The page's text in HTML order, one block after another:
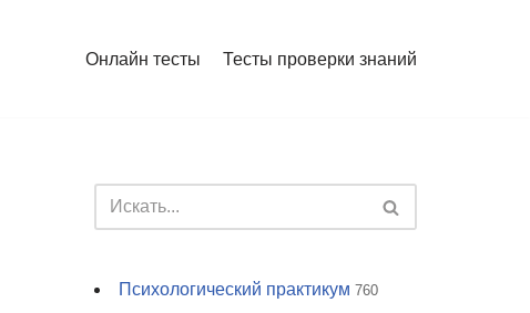
Онлайн тесты Тесты проверки знаний
Психологический практикум 760